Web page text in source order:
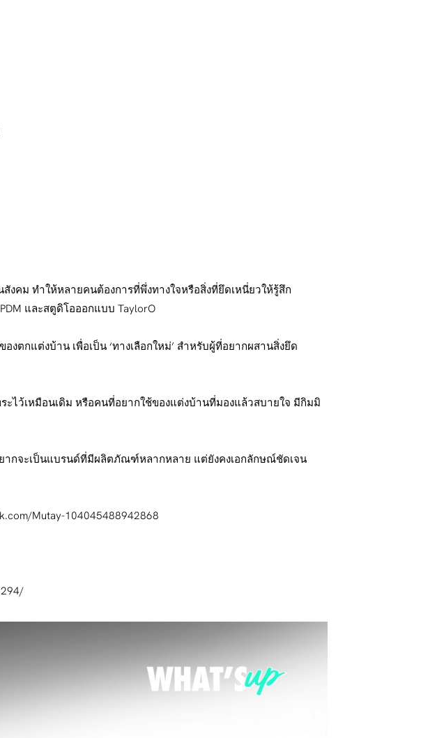
คม ทำให้หลายคนต้องการที่พึ่งทางใจหรือสิ่งที่ยึดเหนี่ยวให้รู้สึก
และสตูดิโอออกแบบ TaylorO
ตกแต่งบ้าน เพื่อเป็น ‘ทางเลือกใหม่’ สำหรับผู้ที่อยากผสานสิ่งยึด
ไว้เหมือนเดิม หรือคนที่อยากใช้ของแต่งบ้านที่มองแล้วสบายใจ มีกิมมิ
ยากจะเป็นแบรนด์ที่มีผลิตภัณฑ์หลากหลาย แต่ยังคงเอกลักษณ์ชัดเจน
Mutay-104045488942868